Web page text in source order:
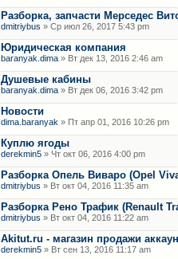
Разборка, запчасти Мерседес
dmitriybus » Ср июл 26, 2017 5:43 pm
Юридическая компания
baranyak.dima » Вт дек 13, 2016 2:46 am
Душевые кабины
baranyak.dima » Вт дек 06, 2016 3:42 pm
Новости
dima.baranyak » Пт апр 01, 2016 10:26 pm
Куплю ягоды
derekmin5 » Чт окт 06, 2016 4:00 pm
Разборка Опель Виваро (Opel
dmitriybus » Вт окт 04, 2016 11:35 am
Разборка Рено Трафик (Renault
dmitriybus » Вт окт 04, 2016 11:22 am
Akitut.ru - магазин продажи
derekmin5 » Вт сен 13, 2016 11:17 am